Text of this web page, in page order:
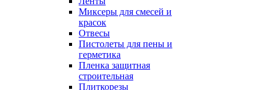
Миксеры для смесей и
красок
Отвесы
Пистолеты для пены и
герметика
Пленка защитная
строительная
Плиткорезы